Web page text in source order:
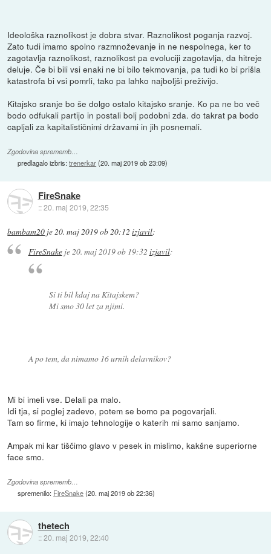
Ideološka raznolikost je dobra stvar. Raznolikost poganja razvoj.
Zato tudi imamo spolno razmnoževanje in ne nespolnega, ker to
zagotavlja raznolikost, raznolikost pa evoluciji zagotavlja, da hitreje
deluje. Če bi bili vsi enaki ne bi bilo tekmovanja, pa tudi ko bi prišla
katastrofa bi vsi pomrli, tako pa lahko najboljši preživijo.
Kitajsko sranje bo še dolgo ostalo kitajsko sranje. Ko pa ne bo več
bodo odfukali partijo in postali bolj podobni zda. do takrat pa bodo
capljali za kapitalističnimi državami in jih posnemali.
Zgodovina sprememb…
predlagalo izbris:trenerkar(20. maj 2019 ob 23:09)
FireSnake
::20. maj 2019, 22:35
bambam20 je20. maj 2019 ob 20:12 izjavil:
FireSnakeje20. maj 2019 ob 19:32 izjavil:
Si ti bil kdaj na Kitajskem?
Mi smo 30 let za njimi.
A po tem, da nimamo 16 urnih delavnikov?
Mi bi imeli vse. Delali pa malo.
Idi tja, si poglej zadevo, potem se bomo pa pogovarjali.
Tam so firme, ki imajo tehnologije o katerih mi samo sanjamo.
Ampak mi kar tiščimo glavo v pesek in mislimo, kakšne superiorne
face smo.
Zgodovina sprememb…
spremenilo: FireSnake(20. maj 2019 ob 22:36)
thetech
::20. maj 2019, 22:40